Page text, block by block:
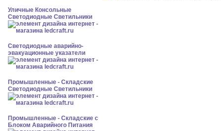
Уличные Консольные
Светодиодные Светильники
Светодиодные аварийно-
эвакуационные указатели
Промышленные - Складские
Светодиодные Светильники
Промышленные - Складские с
Блоком Аварийного Питания